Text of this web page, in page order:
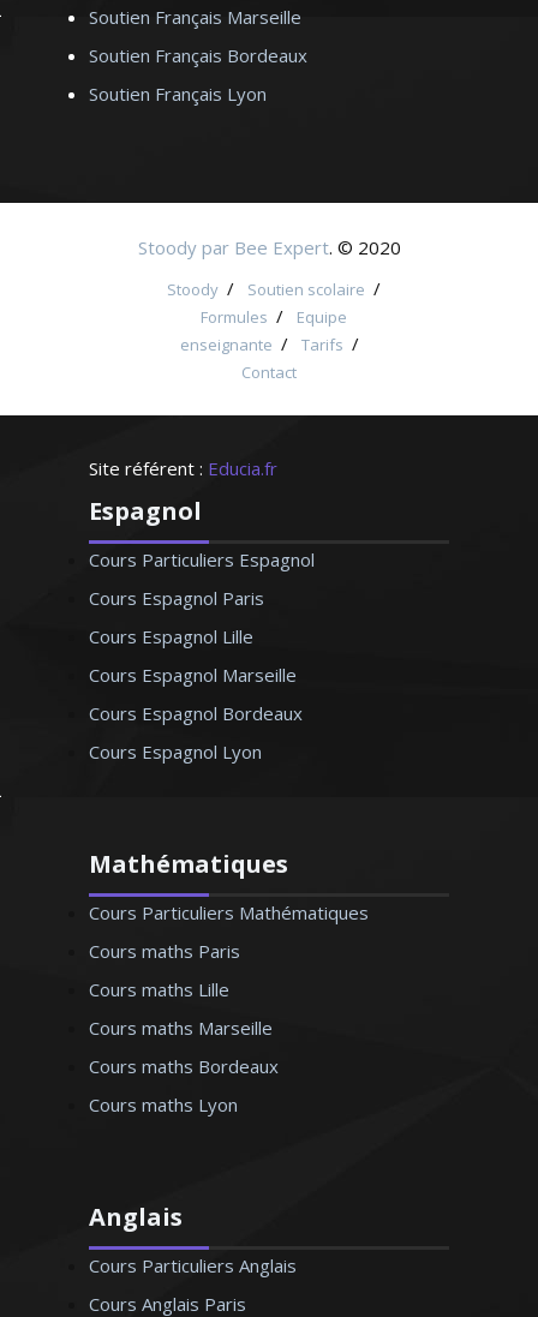
Soutien Français Marseille
Soutien Français Bordeaux
Soutien Français Lyon
Stoody par Bee Expert. © 2020
Stoody / Soutien scolaire /
Formules /
Equipe
enseignante / Tarifs /
Contact
Site référent : Educia.fr
Espagnol
Cours Particuliers Espagnol
Cours Espagnol Paris
Cours Espagnol Lille
Cours Espagnol Marseille
Cours Espagnol Bordeaux
Cours Espagnol Lyon
Mathématiques
Cours Particuliers Mathématiques
Cours maths Paris
Cours maths Lille
Cours maths Marseille
Cours maths Bordeaux
Cours maths Lyon
Anglais
Cours Particuliers Anglais
Cours Anglais Paris